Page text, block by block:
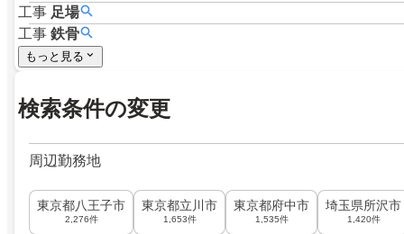
工事 足場
工事 鉄骨
もっと見る
検索条件の変更
周辺勤務地
東京都八王子市
2,276件
東京都立川市
1,653件
東京都府中市
1,535件
埼玉県所沢市
1,420件